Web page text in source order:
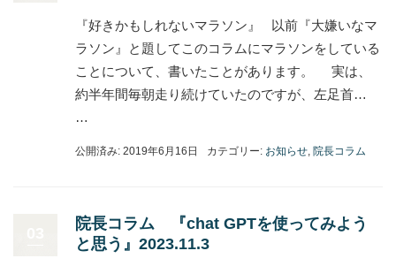
『好きかもしれないマラソン』 以前『大嫌いなマ
ラソン』と題してこのコラムにマラソンをしている
ことについて、書いたことがあります。 実は、
約半年間毎朝走り続けていたのですが、左足首…
…
公開済み: 2019年6月16日 カテゴリー: お知らせ, 院長コラム
院長コラム 『chat GPTを使ってみよう
と思う』2023.11.3